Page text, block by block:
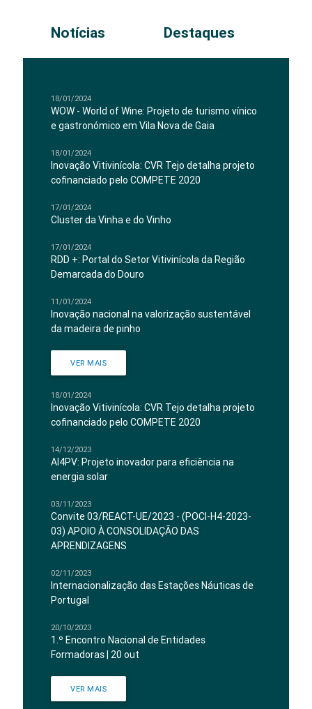
Notícias Destaques
18/01/2024
WOW - World of Wine: Projeto de turismo vínico
e gastronómico em Vila Nova de Gaia
18/01/2024
Inovação Vitivinícola: CVR Tejo detalha projeto
cofinanciado pelo COMPETE 2020
17/01/2024
Cluster da Vinha e do Vinho
17/01/2024
RDD +: Portal do Setor Vitivinícola da Região
Demarcada do Douro
11/01/2024
Inovação nacional na valorização sustentável
da madeira de pinho
VER MAIS
18/01/2024
Inovação Vitivinícola: CVR Tejo detalha projeto
cofinanciado pelo COMPETE 2020
14/12/2023
AI4PV: Projeto inovador para eficiência na
energia solar
03/11/2023
Convite 03/REACT-UE/2023 - (POCI-H4-2023-
03) APOIO À CONSOLIDAÇÃO DAS
APRENDIZAGENS
02/11/2023
Internacionalização das Estações Náuticas de
Portugal
20/10/2023
1.º Encontro Nacional de Entidades
Formadoras | 20 out
VER MAIS